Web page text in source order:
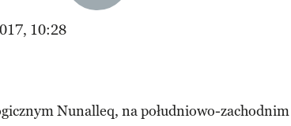
10:28
Nunalleq, na południowo-zachodnim